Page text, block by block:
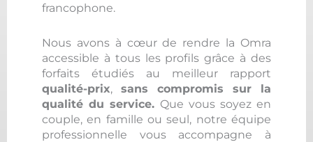
francophone.
Nous avons à cœur de rendre la Omra
accessible à tous les profils grâce à des
forfaits étudiés au meilleur rapport
qualité-prix, sans compromis sur la
qualité du service. Que vous soyez en
couple, en famille ou seul, notre équipe
professionnelle vous accompagne à